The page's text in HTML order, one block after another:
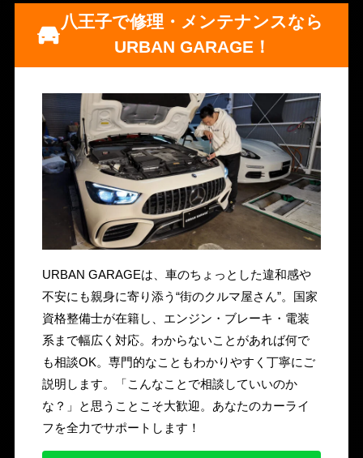
八王子で修理・メンテナンスなら
URBAN GARAGE！
URBAN GARAGEは、車のちょっとした違和感や
不安にも親身に寄り添う“街のクルマ屋さん”。国家
資格整備士が在籍し、エンジン・ブレーキ・電装
系まで幅広く対応。わからないことがあれば何で
も相談OK。専門的なこともわかりやすく丁寧にご
説明します。「こんなことで相談していいのか
な？」と思うことこそ大歓迎。あなたのカーライ
フを全力でサポートします！